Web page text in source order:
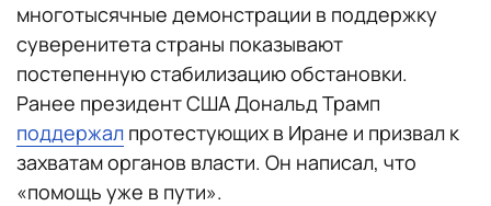
многотысячные демонстрации в поддержку
суверенитета страны показывают
постепенную стабилизацию обстановки.
Ранее президент США Дональд Трамп
поддержал протестующих в Иране и призвал к
захватам органов власти. Он написал, что
«помощь уже в пути».